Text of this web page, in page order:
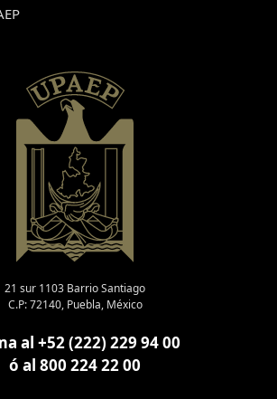
21 sur 1103 Barrio Santiago
C.P: 72140, Puebla, México
al +52 (222) 229 94 00
ó al 800 224 22 00